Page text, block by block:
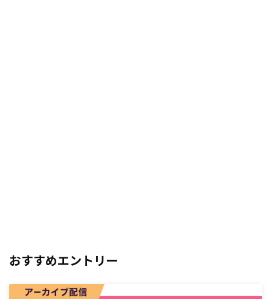
おすすめエントリー